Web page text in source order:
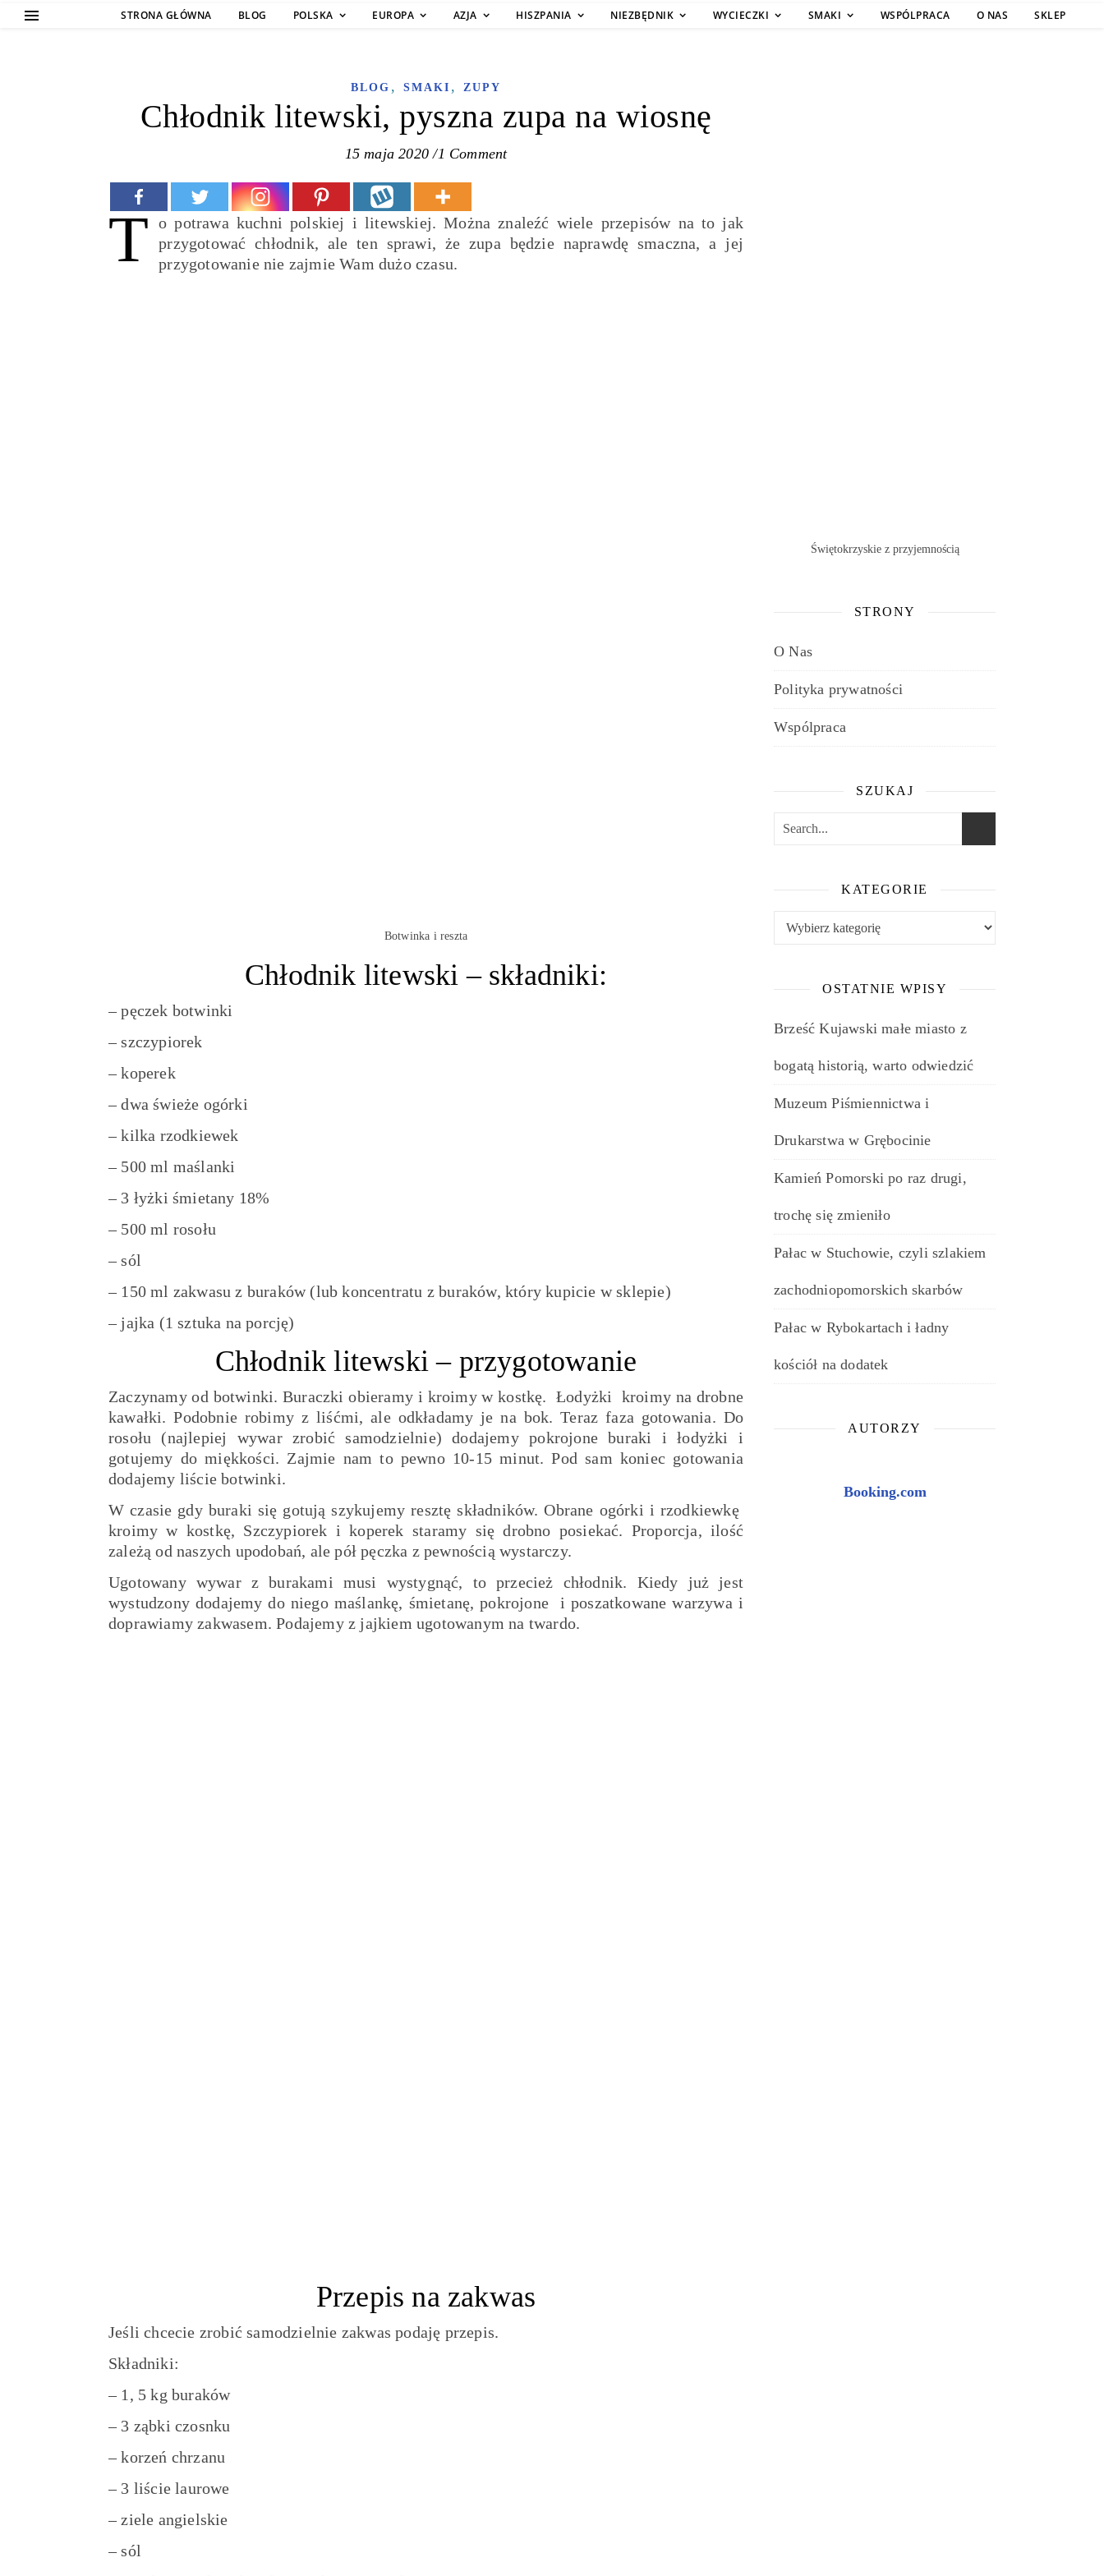
STRONA GŁÓWNA BLOG POLSKA EUROPA AZJA HISZPANIA NIEZBĘDNIK WYCIECZKI SMAKI WSPÓLPRACA O NAS SKLEP
BLOG , SMAKI , ZUPY
Chłodnik litewski, pyszna zupa na wiosnę
15 maja 2020 /1 Comment
T
o potrawa kuchni polskiej i litewskiej. Można znaleźć wiele przepisów na to jak
przygotować chłodnik, ale ten sprawi, że zupa będzie naprawdę smaczna, a jej
przygotowanie nie zajmie Wam dużo czasu.
Botwinka i reszta
Chłodnik litewski – składniki:
– pęczek botwinki
– szczypiorek
– koperek
– dwa świeże ogórki
– kilka rzodkiewek
– 500 ml maślanki
– 3 łyżki śmietany 18%
– 500 ml rosołu
– sól
– 150 ml zakwasu z buraków (lub koncentratu z buraków, który kupicie w sklepie)
– jajka (1 sztuka na porcję)
Chłodnik litewski – przygotowanie
Zaczynamy od botwinki. Buraczki obieramy i kroimy w kostkę. Łodyżki kroimy na drobne
kawałki. Podobnie robimy z liśćmi, ale odkładamy je na bok. Teraz faza gotowania. Do
rosołu (najlepiej wywar zrobić samodzielnie) dodajemy pokrojone buraki i łodyżki i
gotujemy do miękkości. Zajmie nam to pewno 10-15 minut. Pod sam koniec gotowania
dodajemy liście botwinki.
W czasie gdy buraki się gotują szykujemy resztę składników. Obrane ogórki i rzodkiewkę
kroimy w kostkę, Szczypiorek i koperek staramy się drobno posiekać. Proporcja, ilość
zależą od naszych upodobań, ale pół pęczka z pewnością wystarczy.
Ugotowany wywar z burakami musi wystygnąć, to przecież chłodnik. Kiedy już jest
wystudzony dodajemy do niego maślankę, śmietanę, pokrojone i poszatkowane warzywa i
doprawiamy zakwasem. Podajemy z jajkiem ugotowanym na twardo.
Przepis na zakwas
Jeśli chcecie zrobić samodzielnie zakwas podaję przepis.
Składniki:
– 1, 5 kg buraków
– 3 ząbki czosnku
– korzeń chrzanu
– 3 liście laurowe
– ziele angielskie
– sól
Świętokrzyskie z przyjemnością
STRONY
O Nas
Polityka prywatności
Wspólpraca
SZUKAJ
KATEGORIE
OSTATNIE WPISY
Brześć Kujawski małe miasto z
bogatą historią, warto odwiedzić
Muzeum Piśmiennictwa i
Drukarstwa w Grębocinie
Kamień Pomorski po raz drugi,
trochę się zmieniło
Pałac w Stuchowie, czyli szlakiem
zachodniopomorskich skarbów
Pałac w Rybokartach i ładny
kościół na dodatek
AUTORZY
Booking.com